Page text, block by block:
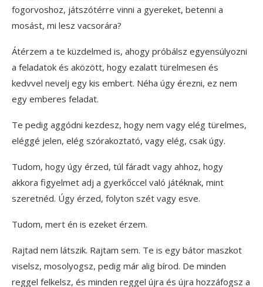
fogorvoshoz, játszótérre vinni a gyereket, betenni a
mosást, mi lesz vacsorára?
Átérzem a te küzdelmed is, ahogy próbálsz egyensúlyozni
a feladatok és aközött, hogy ezalatt türelmesen és
kedvvel nevelj egy kis embert. Néha úgy érezni, ez nem
egy emberes feladat.
Te pedig aggódni kezdesz, hogy nem vagy elég türelmes,
eléggé jelen, elég szórakoztató, vagy elég, csak úgy.
Tudom, hogy úgy érzed, túl fáradt vagy ahhoz, hogy
akkora figyelmet adj a gyerkőccel való játéknak, mint
szeretnéd. Úgy érzed, folyton szét vagy esve.
Tudom, mert én is ezeket érzem.
Rajtad nem látszik. Rajtam sem. Te is egy bátor maszkot
viselsz, mosolyogsz, pedig már alig bírod. De minden
reggel felkelsz, és minden reggel újra és újra hozzáfogsz a